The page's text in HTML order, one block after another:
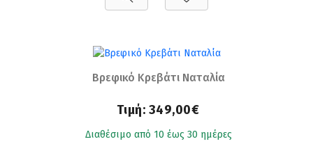
Βρεφικό Κρεβάτι Ναταλία
Τιμή: 349,00€
Διαθέσιμο από 10 έως 30 ημέρες